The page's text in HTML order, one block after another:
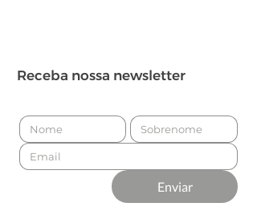
Receba nossa newsletter
Enviar